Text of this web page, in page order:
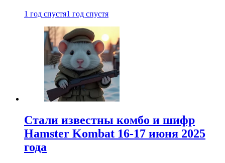
1 год спустя1 год спустя
Стали известны комбо и шифр
Hamster Kombat 16-17 июня 2025
года